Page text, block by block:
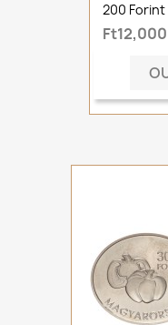
200 Forint
Ft12,000